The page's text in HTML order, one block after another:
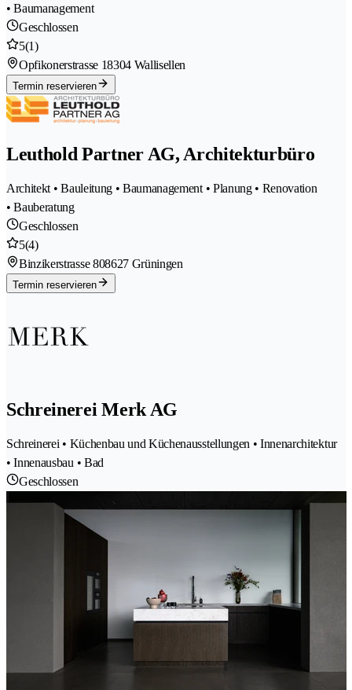
• Baumanagement
Geschlossen
5(1)
Opfikonerstrasse 18304 Wallisellen
Termin reservieren
Leuthold Partner AG, Architekturbüro
Architekt • Bauleitung • Baumanagement • Planung • Renovation
• Bauberatung
Geschlossen
5(4)
Binzikerstrasse 808627 Grüningen
Termin reservieren
Schreinerei Merk AG
Schreinerei • Küchenbau und Küchenausstellungen • Innenarchitektur
• Innenausbau • Bad
Geschlossen